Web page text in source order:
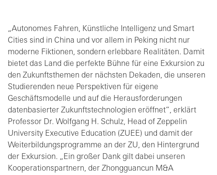
„Autonomes Fahren, Künstliche Intelligenz und Smart
Cities sind in China und vor allem in Peking nicht nur
moderne Fiktionen, sondern erlebbare Realitäten. Damit
bietet das Land die perfekte Bühne für eine Exkursion zu
den Zukunftsthemen der nächsten Dekaden, die unseren
Studierenden neue Perspektiven für eigene
Geschäftsmodelle und auf die Herausforderungen
datenbasierter Zukunftstechnologien eröffnet“, erklärt
Professor Dr. Wolfgang H. Schulz, Head of Zeppelin
University Executive Education (ZUEE) und damit der
Weiterbildungsprogramme an der ZU, den Hintergrund
der Exkursion. „Ein großer Dank gilt dabei unseren
Kooperationspartnern, der Zhongguancun M&A